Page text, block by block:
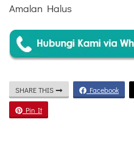
Amalan Halus
SHARE THIS Facebook
Pin It